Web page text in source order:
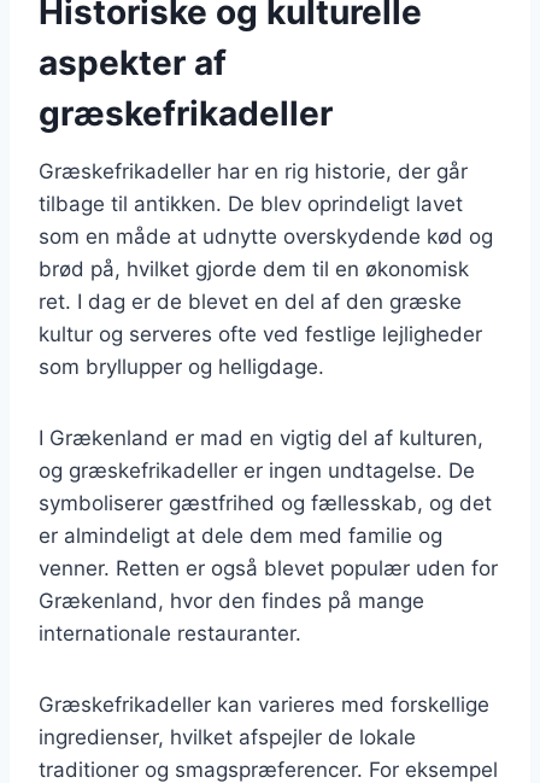
Historiske og kulturelle
aspekter af
græskefrikadeller
Græskefrikadeller har en rig historie, der går
tilbage til antikken. De blev oprindeligt lavet
som en måde at udnytte overskydende kød og
brød på, hvilket gjorde dem til en økonomisk
ret. I dag er de blevet en del af den græske
kultur og serveres ofte ved festlige lejligheder
som bryllupper og helligdage.
I Grækenland er mad en vigtig del af kulturen,
og græskefrikadeller er ingen undtagelse. De
symboliserer gæstfrihed og fællesskab, og det
er almindeligt at dele dem med familie og
venner. Retten er også blevet populær uden for
Grækenland, hvor den findes på mange
internationale restauranter.
Græskefrikadeller kan varieres med forskellige
ingredienser, hvilket afspejler de lokale
traditioner og smagspræferencer. For eksempel